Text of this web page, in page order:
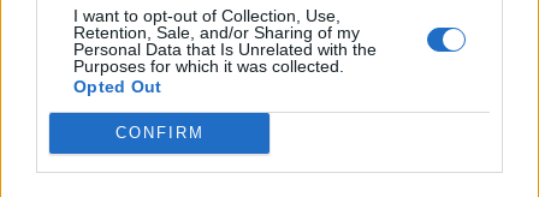
I want to opt-out of Collection, Use,
Retention, Sale, and/or Sharing of my
Personal Data that Is Unrelated with the
Purposes for which it was collected.
Opted Out
CONFIRM
regisztrációhoz kötött.
Az előfizetés a következőket tartalmazza:
Portfolio.hu teljes cikkarchívum
Kötéslisták: BÉT elmúlt 2 év napon belüli